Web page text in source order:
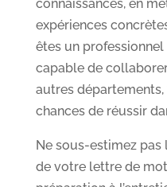
connaissances, en
expériences
êtes un
capable de
autres
chances de réussir
Ne sous-estimez pas
de votre lettre de